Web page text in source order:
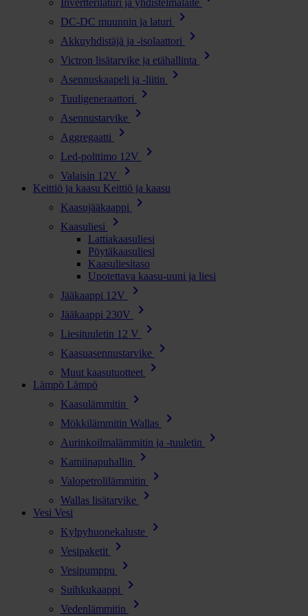
Invertterilaturi ja yhdistelmälaite
DC-DC muunnin ja laturi chevron_right
Akkuyhdistäjä ja -isolaattori chevron_right
Victron lisätarvike ja etähallinta chevron_right
Asennuskaapeli ja -liitin chevron_right
Tuuligeneraattori chevron_right
Asennustarvike chevron_right
Aggregaatti chevron_right
Led-polttimo 12V chevron_right
Valaisin 12V chevron_right
Keittiö ja kaasu Keittiö ja kaasu
Kaasujääkaappi
chevron_right
Kaasuliesi chevron_right
Lattiakaasuliesi
Pöytäkaasuliesi
Kaasuliesitaso
Upotettava kaasu-uuni ja liesi
Jääkaappi 12V
chevron_right
Jääkaappi 230V chevron_right
Liesituuletin 12 V chevron_right
Kaasuasennustarvike chevron_right
Muut kaasutuotteet chevron_right
Lämpö Lämpö
Kaasulämmitin
chevron_right
Mökkilämmitin Wallas chevron_right
Aurinkoilmalämmitin ja -tuuletin chevron_right
Kamiinapuhallin chevron_right
Valopetrolilämmitin chevron_right
Wallas lisätarvike chevron_right
Vesi Vesi
Kylpyhuonekaluste
chevron_right
Vesipaketit chevron_right
Vesipumppu chevron_right
Suihkukaappi chevron_right
Vedenlämmitin chevron_right